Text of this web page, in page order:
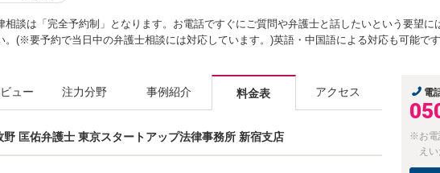
相談は「完全予約制」となります。お電話ですぐにご質問や弁護士と話したいという要望に
。(※要予約で当日中の弁護士相談には対応しています。)英語・中国語による対応も可能で
ュー 注力分野 事例紹介 料金表 アクセス
匡佑弁護士 東京スタートアップ法律事務所 新宿支店
電
※お電
え